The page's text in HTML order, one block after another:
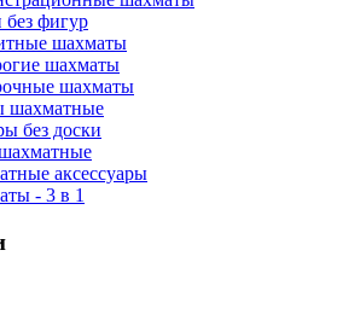
без фигур
шахматы
шахматы
шахматы
шахматные
без доски
аксессуары
- 3 в 1